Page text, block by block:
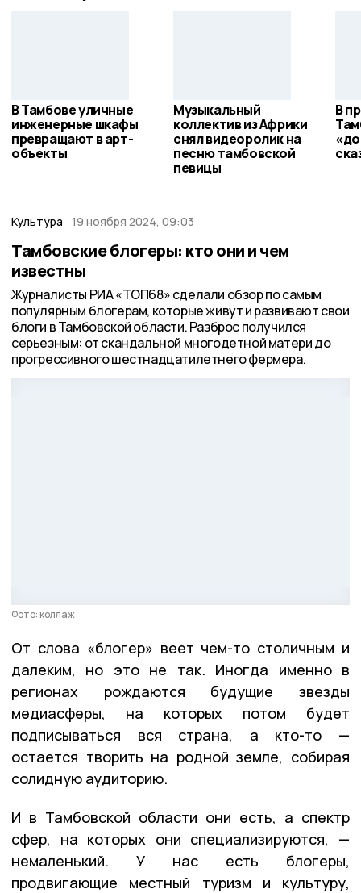
В Тамбове уличные
инженерные шкафы
превращают в арт-
объекты
Музыкальный
коллектив из Африки
снял видеоролик на
песню тамбовской
певицы
В
Культура 19 ноября 2024, 09:03
Тамбовские блогеры: кто они и чем
известны
Журналисты РИА «ТОП68» сделали обзор по самым
популярным блогерам, которые живут и развивают свои
блоги в Тамбовской области. Разброс получился
серьезным: от скандальной многодетной матери до
прогрессивного шестнадцатилетнего фермера.
Фото: коллаж
От слова «блогер» веет чем-то столичным и
далеким, но это не так. Иногда именно в
регионах рождаются будущие звезды
медиасферы, на которых потом будет
подписываться вся страна, а кто-то —
остается творить на родной земле, собирая
солидную аудиторию.
И в Тамбовской области они есть, а спектр
сфер, на которых они специализируются, —
немаленький. У нас есть блогеры,
продвигающие местный туризм и культуру,